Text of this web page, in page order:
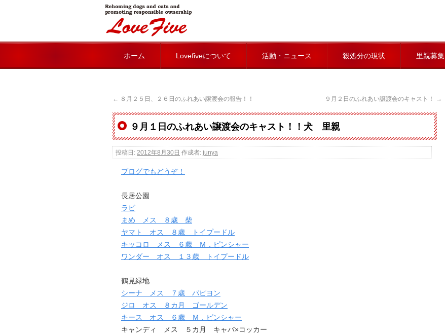
lovefive
ホーム Lovefiveについて 活動・ニュース 殺処分の現状 里親募集
← ８月２５日、２６日のふれあい譲渡会の報告！！ ９月２日のふれあい譲渡会のキャスト！ →
９月１日のふれあい譲渡会のキャスト！！犬 里親
投稿日: 2012年8月30日 作成者: junya
ブログでもどうぞ！
長居公園
ラビ
まめ メス ８歳 柴
ヤマト オス ８歳 トイプードル
キッコロ メス ６歳 Ｍ．ピンシャー
ワンダー オス １３歳 トイプードル
鶴見緑地
シーナ メス ７歳 パピヨン
ジロ オス ８カ月 ゴールデン
キース オス ６歳 Ｍ．ピンシャー
キャンディ メス ５カ月 キャバ×コッカー